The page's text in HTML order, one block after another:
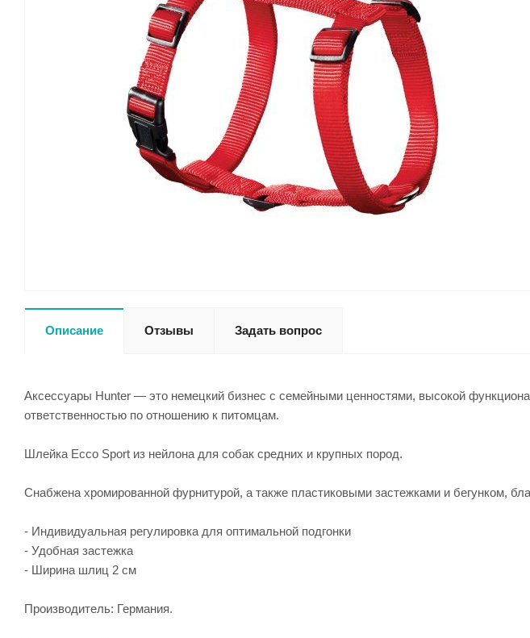
Описание Отзывы Задать вопрос
Аксессуары Hunter — это немецкий бизнес с семейными ценностями, высокой
ответственностью по отношению к питомцам.
Шлейка Ecco Sport из нейлона для собак средних и крупных пород.
Снабжена хромированной фурнитурой, а также пластиковыми застежками и бегунком,
- Индивидуальная регулировка для оптимальной подгонки
- Удобная застежка
- Ширина шлиц 2 см
Производитель: Германия.